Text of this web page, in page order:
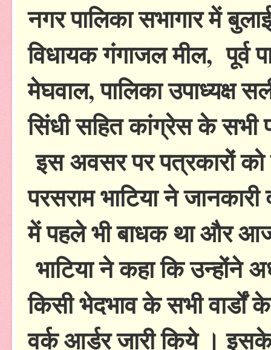
नगर पालिका सभागार में
विधायक गंगाजल मील, पूर्व
मेघवाल, पालिका उपाध्यक्ष
सिंधी सहित कांग्रेस के सभी
इस अवसर पर पत्रकारों को
परसराम भाटिया ने
में पहले भी बाधक था और
भाटिया ने कहा कि उन्होंने
किसी भेदभाव के सभी
वर्क आर्डर जारी किये । इसके